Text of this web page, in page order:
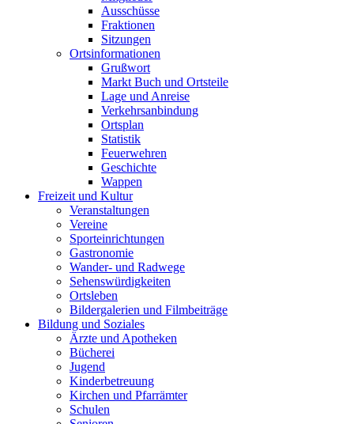
Ausschüsse
Fraktionen
Sitzungen
Ortsinformationen
Grußwort
Markt Buch und Ortsteile
Lage und Anreise
Verkehrsanbindung
Ortsplan
Statistik
Feuerwehren
Geschichte
Wappen
Freizeit und Kultur
Veranstaltungen
Vereine
Sporteinrichtungen
Gastronomie
Wander- und Radwege
Sehenswürdigkeiten
Ortsleben
Bildergalerien und Filmbeiträge
Bildung und Soziales
Ärzte und Apotheken
Bücherei
Jugend
Kinderbetreuung
Kirchen und Pfarrämter
Schulen